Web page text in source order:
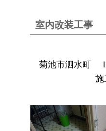
室内改装工事
菊池市泗水町
施